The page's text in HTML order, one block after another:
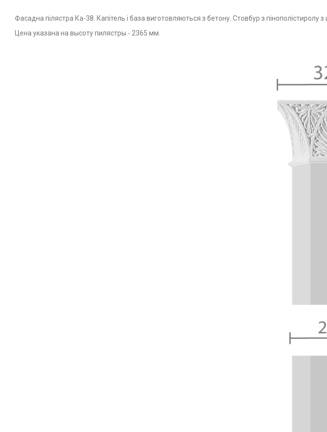
Фасадна пілястра Ка-38. Капітель і база виготовляються з бетону. Стовбур з пінополістиролу
Цена указана на высоту пилястры - 2365 мм.